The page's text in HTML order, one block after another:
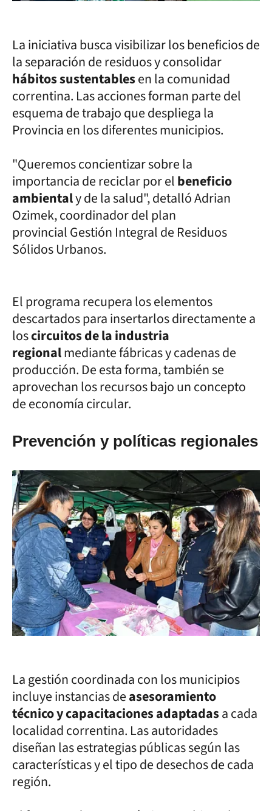
La iniciativa busca visibilizar los beneficios de
la separación de residuos y consolidar
hábitos sustentablesen la comunidad
correntina. Las acciones forman parte del
esquema de trabajo que despliega la
Provincia en los diferentes municipios.
"Queremos concientizar sobre la
importancia de reciclar por elbeneficio
ambientaly de la salud", detalló Adrian
Ozimek, coordinador del plan
provincial Gestión Integral de Residuos
Sólidos Urbanos.
El programa recupera los elementos
descartados para insertarlos directamente a
loscircuitos de la industria
regionalmediante fábricas y cadenas de
producción. De esta forma, también se
aprovechan los recursos bajo un concepto
de economía circular.
Prevención y políticas regionales
La gestión coordinada con los municipios
incluye instancias deasesoramiento
técnico y capacitaciones adaptadasa cada
localidad correntina. Las autoridades
diseñan las estrategias públicas según las
características y el tipo de desechos de cada
región.